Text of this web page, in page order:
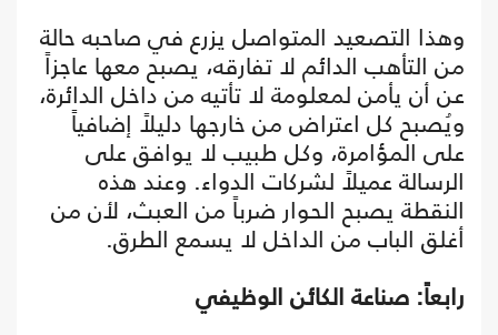
وهذا التصعيد المتواصل يزرع في صاحبه حالة
من التأهب الدائم لا تفارقه، يصبح معها عاجزاً
عن أن يأمن لمعلومة لا تأتيه من داخل الدائرة،
ويُصبح كل اعتراض من خارجها دليلاً إضافياً
على المؤامرة، وكل طبيب لا يوافق على
الرسالة عميلاً لشركات الدواء. وعند هذه
النقطة يصبح الحوار ضرباً من العبث، لأن من
أغلق الباب من الداخل لا يسمع الطرق.
رابعاً: صناعة الكائن الوظيفي